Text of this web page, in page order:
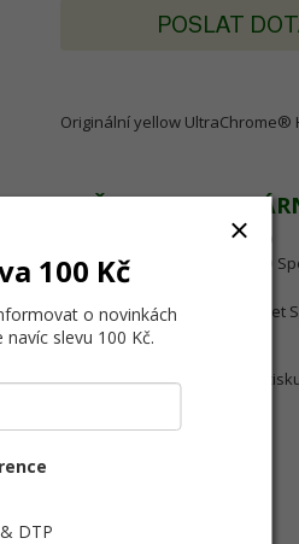
POSLAT
Originální yellow UltraChrome®
URČENO PRO
SureColor SC-P5000 STD
SureColor SC-P5000 STD
SureColor SC-P5000 V
SureColor SC-P5000 Violet
Vzhledem ke garanci kvality
100 Kč
o novinkách
navíc slevu 100 Kč.
DTP